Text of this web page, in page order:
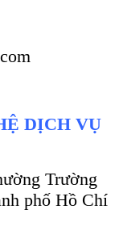
DỊCH VỤ
Trường
phố Hồ Chí